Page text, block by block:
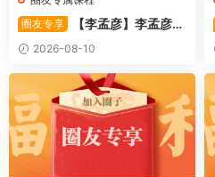
圈友专享
【李孟彦】李孟彦集
合竞价全攻略 股市行者孙 —
竞价 2PDF文件
2026-08-10